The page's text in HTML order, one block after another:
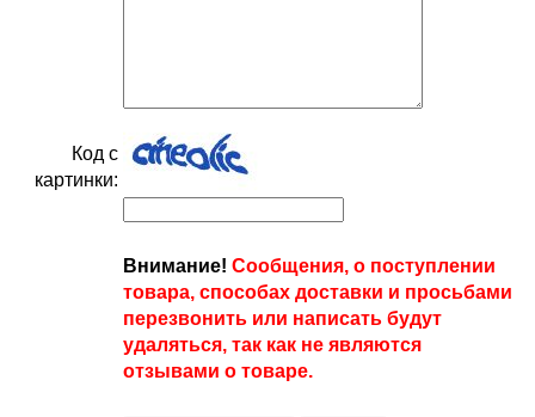
Код с
картинки:
Внимание! Сообщения, о поступлении
товара, способах доставки и просьбами
перезвонить или написать будут
удаляться, так как не являются
отзывами о товаре.